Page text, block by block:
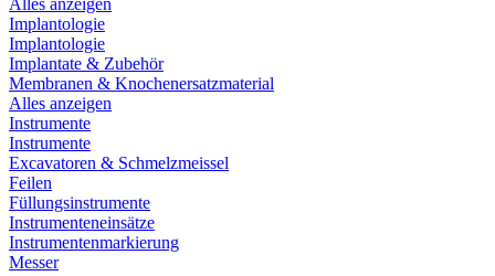
Alles anzeigen
Implantologie
Implantologie
Implantate & Zubehör
Membranen & Knochenersatzmaterial
Alles anzeigen
Instrumente
Instrumente
Excavatoren & Schmelzmeissel
Feilen
Füllungsinstrumente
Instrumenteneinsätze
Instrumentenmarkierung
Messer